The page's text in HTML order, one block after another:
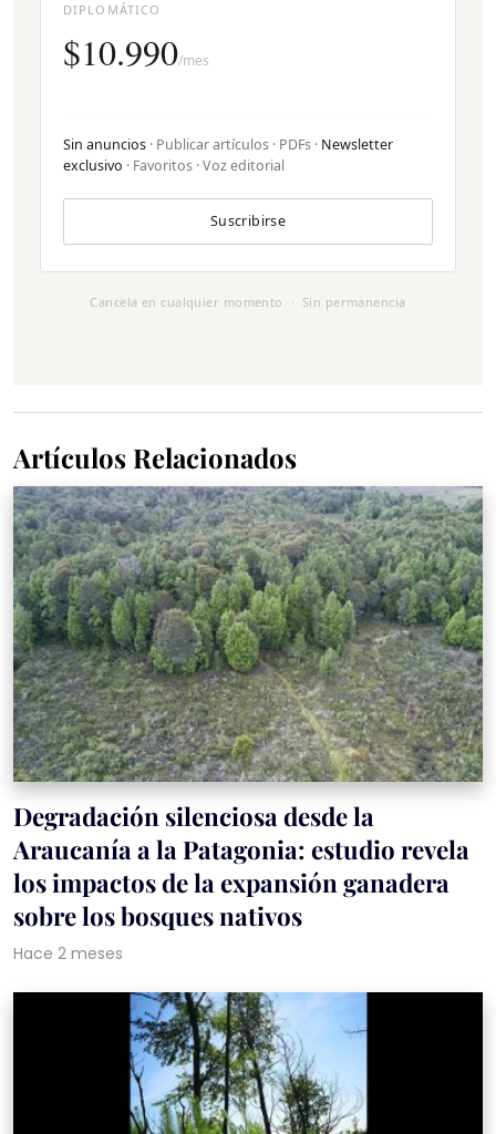
DIPLOMÁTICO
$10.990/mes
Sin anuncios · Publicar artículos · PDFs · Newsletter
exclusivo · Favoritos · Voz editorial
Suscribirse
Cancela en cualquier momento · Sin permanencia
Artículos Relacionados
Degradación silenciosa desde la
Araucanía a la Patagonia: estudio revela
los impactos de la expansión ganadera
sobre los bosques nativos
Hace 2 meses